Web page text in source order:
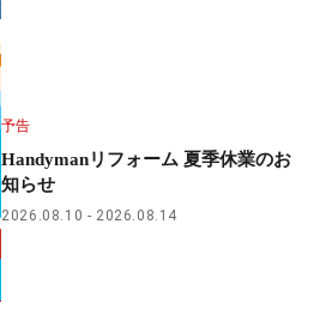
予告
Handymanリフォーム 夏季休業のお
知らせ
2026.08.10 2026.08.14